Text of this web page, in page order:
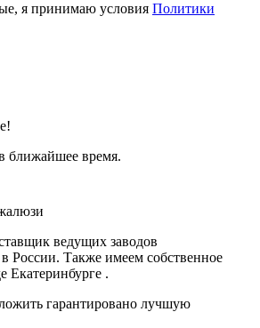
я принимаю условия Политики
ближайшее время.
ведущих заводов
России. Также имеем собственное
Екатеринбурге .
гарантировано лучшую